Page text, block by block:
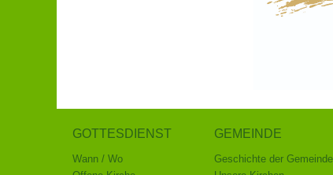
GOTTESDIENST
Wann / Wo
GEMEINDE
Geschichte der Gemeinde